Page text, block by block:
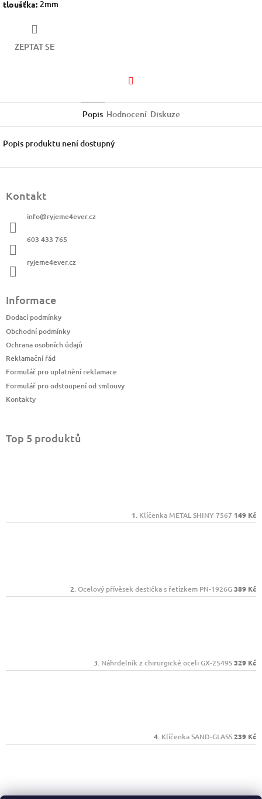
tloušťka: 2mm
ZEPTAT SE
Popis Hodnocení Diskuze
Popis produktu není dostupný
Kontakt
info@ryjeme4ever.cz
603 433 765
ryjeme4ever.cz
Informace
Dodací podmínky
Obchodní podmínky
Ochrana osobních údajů
Reklamační řád
Formulář pro uplatnění reklamace
Formulář pro odstoupení od smlouvy
Kontakty
Top 5 produktů
Klíčenka METAL SHINY 7567 149 Kč
Ocelový přívěsek destička s řetízkem PN-1926G389 Kč
Náhrdelník z chirurgické oceli GX-2549S329 Kč
Klíčenka SAND-GLASS239 Kč